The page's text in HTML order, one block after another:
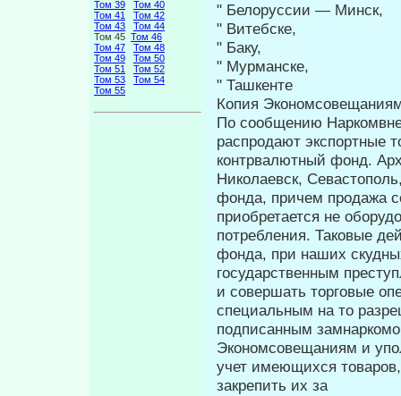
Том 39
Том 40
Том 41
Том 42
Том 43
Том 44
Том 45 Том 46
Том 47
Том 48
Том 49
Том 50
Том 51
Том 52
Том 53
Том 54
Том 55
" Белоруссии — Минск,
" Витебске,
" Баку,
" Мурманске,
" Ташкенте
Копия
По сообщению
распродают экспортные
контрвалютный фонд.
Николаевск,
фонда, причем продажа
приобретается не
потребления. Таковые
фонда, при наших
государственным
и совершать торговые
специальным на то
подписанным
Экономсовещаниям и
учет имеющихся
закрепить их за